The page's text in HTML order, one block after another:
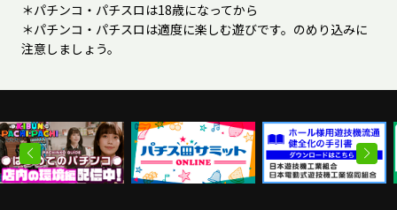
＊パチンコ・パチスロは18歳になってから
＊パチンコ・パチスロは適度に楽しむ遊びです。のめり込みに
注意しましょう。